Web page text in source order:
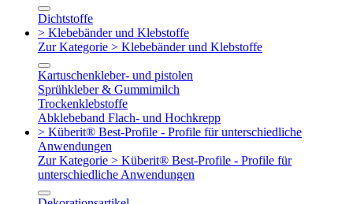
Dichtstoffe
> Klebebänder und Klebstoffe
Zur Kategorie > Klebebänder und Klebstoffe
Kartuschenkleber- und pistolen
Sprühkleber & Gummimilch
Trockenklebstoffe
Abklebeband Flach- und Hochkrepp
> Küberit® Best-Profile - Profile für unterschiedliche
Anwendungen
Zur Kategorie > Küberit® Best-Profile - Profile für
unterschiedliche Anwendungen